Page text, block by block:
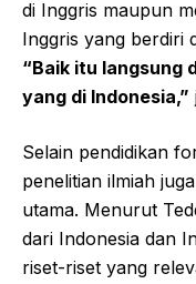
di Inggris maupun
Inggris yang berdiri
“Baik itu langsung
yang di Indonesia,”
Selain pendidikan
penelitian ilmiah
utama. Menurut
dari Indonesia dan
riset-riset yang